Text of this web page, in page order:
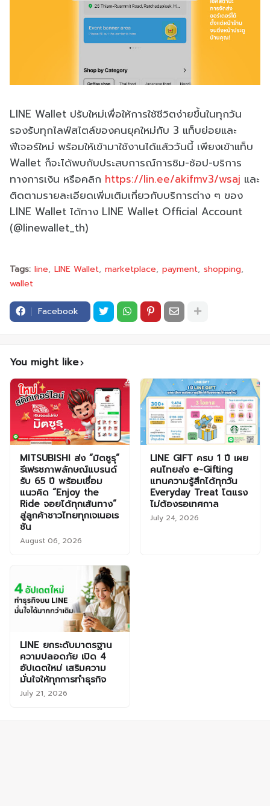
LINE Wallet ปรับใหม่เพื่อให้การใช้ชีวิตง่ายขึ้นในทุกวัน
รองรับทุกไลฟ์สไตล์ของคนยุคใหม่กับ 3 แท็บย่อยและ
ฟีเจอร์ใหม่ พร้อมให้เข้ามาใช้งานได้แล้ววันนี้ เพียงเข้าแท็บ
Wallet ก็จะได้พบกับประสบการณ์การชิม-ช้อป-บริการ
ทางการเงิน หรือคลิก https://lin.ee/akifmv3/wsaj และ
ติดตามรายละเอียดเพิ่มเติมเกี่ยวกับบริการต่าง ๆ ของ
LINE Wallet ได้ทาง LINE Wallet Official Account
(@linewallet_th)
Tags: line LINE Wallet marketplace payment shopping
wallet
Facebook
You might like
MITSUBISHI ส่ง “มิตซูรุ”
รีเฟรชภาพลักษณ์แบรนด์
รับ 65 ปี พร้อมเชื่อม
แนวคิด “Enjoy the
Ride จอยได้ทุกเส้นทาง”
สู่ลูกค้าชาวไทยทุกเจเนอเร
ชัน
August 06, 2026
LINE GIFT ครบ 1 ปี เผย
คนไทยส่ง e-Gifting
แทนความรู้สึกได้ทุกวัน
Everyday Treat โตแรง
ไม่ต้องรอเทศกาล
July 24, 2026
LINE ยกระดับมาตรฐาน
ความปลอดภัย เปิด 4
อัปเดตใหม่ เสริมความ
มั่นใจให้ทุกการทำธุรกิจ
July 21, 2026